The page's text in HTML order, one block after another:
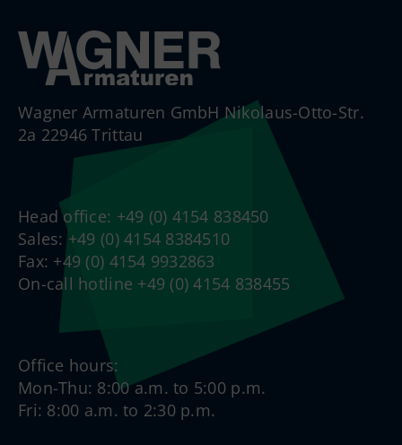
Wagner Armaturen GmbH Nikolaus-Otto-Str.
2a 22946 Trittau
Head office: +49 (0) 4154 838450
Sales: +49 (0) 4154 8384510
Fax: +49 (0) 4154 9932863
On-call hotline +49 (0) 4154 838455
Office hours:
Mon-Thu: 8:00 a.m. to 5:00 p.m.
Fri: 8:00 a.m. to 2:30 p.m.